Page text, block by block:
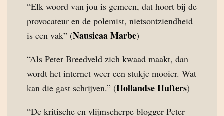
“Elk woord van jou is gemeen, dat hoort bij de
provocateur en de polemist, nietsontziendheid
is een vak” (Nausicaa Marbe)
“Als Peter Breedveld zich kwaad maakt, dan
wordt het internet weer een stukje mooier. Wat
kan die gast schrijven.” (Hollandse Hufters)
“De kritische en vlijmscherpe blogger Peter